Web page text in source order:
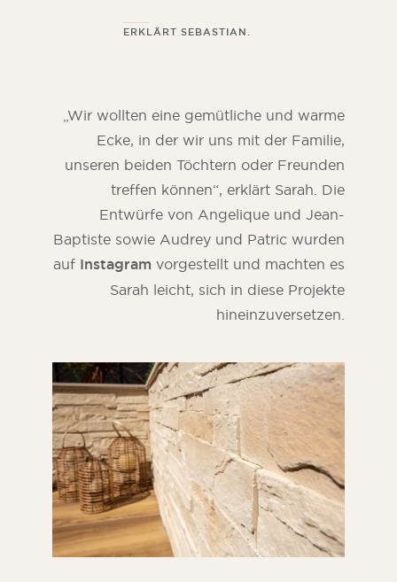
ERKLÄRT SEBASTIAN.
„Wir wollten eine gemütliche und warme
Ecke, in der wir uns mit der Familie,
unseren beiden Töchtern oder Freunden
treffen können“, erklärt Sarah. Die
Entwürfe von Angelique und Jean-
Baptiste sowie Audrey und Patric wurden
auf Instagram vorgestellt und machten es
Sarah leicht, sich in diese Projekte
hineinzuversetzen.